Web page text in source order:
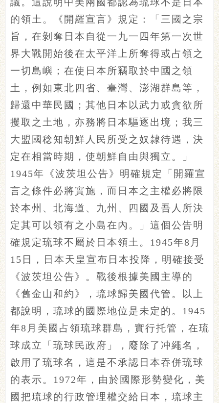
的領土。《開羅宣言》規定：「三國之宗
旨，在剝奪日本自從一九一四年第一次世
界大戰開始後在太平洋上所奪得或占領之
一切島嶼；在使日本所竊取於中國之領
土，例如東北四省、臺灣、澎湖群島等，
歸還中華民國；其他日本以武力或貪欲所
攫取之土地，亦務將日本驅逐出境；我三
大盟國稔知朝鮮人民所受之奴隸待遇，決
定在相當時期，使朝鮮自由與獨立。」
1945年《波茨坦公告》明確規定「開羅宣
言之條件必將實施，而日本之主權必將限
於本州、北海道、九州、四國及吾人所決
定其可以領有之小島在內。」這個公告明
確規定琉球不屬於日本領土。1945年8月
15日，日本天皇宣布日本投降，明確接受
《波茨坦公告》。戰後根據美國主導的
《舊金山和約》，琉球歸美國代管。以上
都說明，琉球的國際地位是未定的。1945
年8月美國占領琉球群島，實行托管，在琉
球成立「琉球民政府」，廢除了冲繩名，
啟用了琉球名，這是不承認日本吞併琉球
的表示。1972年，由於國際形勢變化，美
國把琉球的行政管理權交給日本，琉球主